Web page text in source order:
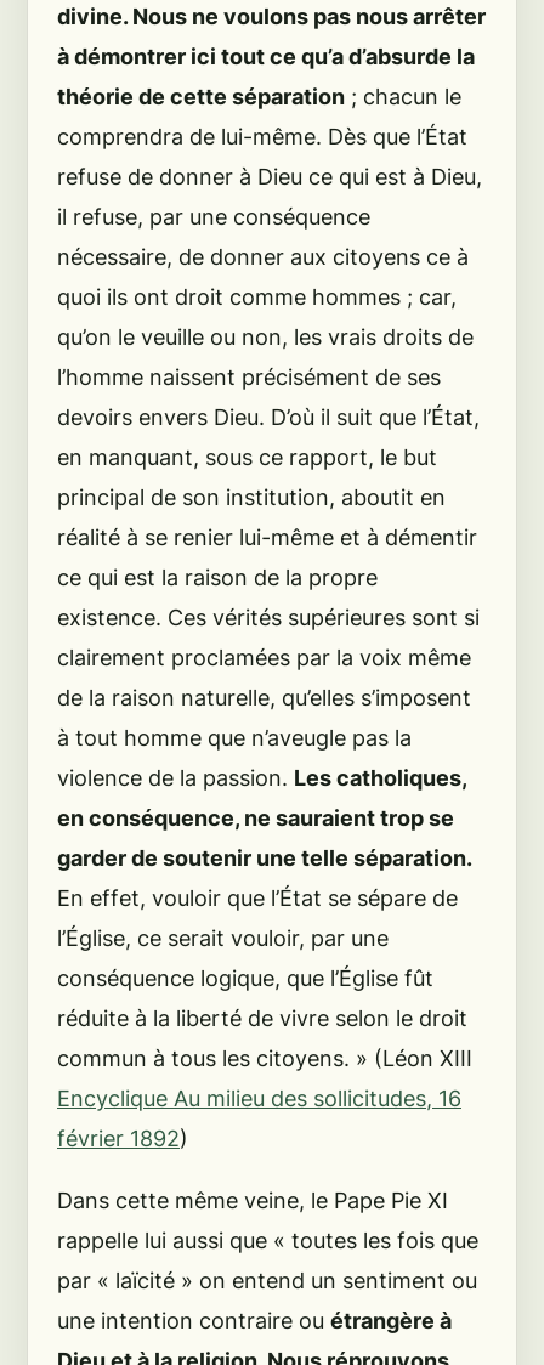
divine. Nous ne voulons pas nous arrêter
à démontrer ici tout ce qu’a d’absurde la
théorie de cette séparation ; chacun le
comprendra de lui-même. Dès que l’État
refuse de donner à Dieu ce qui est à Dieu,
il refuse, par une conséquence
nécessaire, de donner aux citoyens ce à
quoi ils ont droit comme hommes ; car,
qu’on le veuille ou non, les vrais droits de
l’homme naissent précisément de ses
devoirs envers Dieu. D’où il suit que l’État,
en manquant, sous ce rapport, le but
principal de son institution, aboutit en
réalité à se renier lui-même et à démentir
ce qui est la raison de la propre
existence. Ces vérités supérieures sont si
clairement proclamées par la voix même
de la raison naturelle, qu’elles s’imposent
à tout homme que n’aveugle pas la
violence de la passion. Les catholiques,
en conséquence, ne sauraient trop se
garder de soutenir une telle séparation.
En effet, vouloir que l’État se sépare de
l’Église, ce serait vouloir, par une
conséquence logique, que l’Église fût
réduite à la liberté de vivre selon le droit
commun à tous les citoyens. » (Léon XIII
Encyclique Au milieu des sollicitudes, 16
février 1892)
Dans cette même veine, le Pape Pie XI
rappelle lui aussi que « toutes les fois que
par « laïcité » on entend un sentiment ou
une intention contraire ou étrangère à